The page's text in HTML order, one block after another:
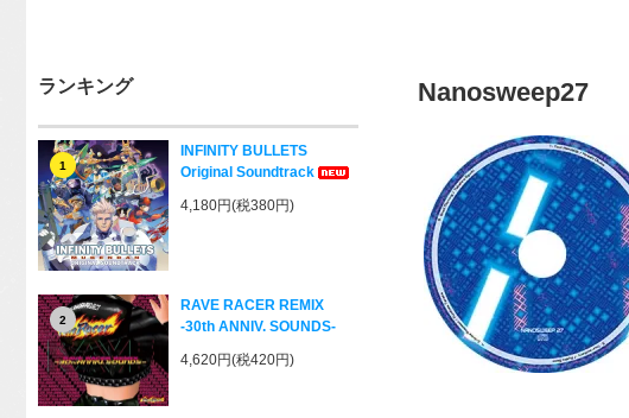
ランキング
1
INFINITY BULLETS
Original Soundtrack
4,180円(税380円)
2
RAVE RACER REMIX
-30th ANNIV. SOUNDS-
4,620円(税420円)
Nanosweep27